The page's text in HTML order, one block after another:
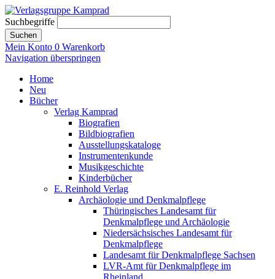
Suchbegriffe
Suchen
Mein Konto 0 Warenkorb
Navigation überspringen
Home
Neu
Bücher
Verlag Kamprad
Biografien
Bildbiografien
Ausstellungskataloge
Instrumentenkunde
Musikgeschichte
Kinderbücher
E. Reinhold Verlag
Archäologie und Denkmalpflege
Thüringisches Landesamt für
Denkmalpflege und Archäologie
Niedersächsisches Landesamt für
Denkmalpflege
Landesamt für Denkmalpflege Sachsen
LVR-Amt für Denkmalpflege im
Rheinland